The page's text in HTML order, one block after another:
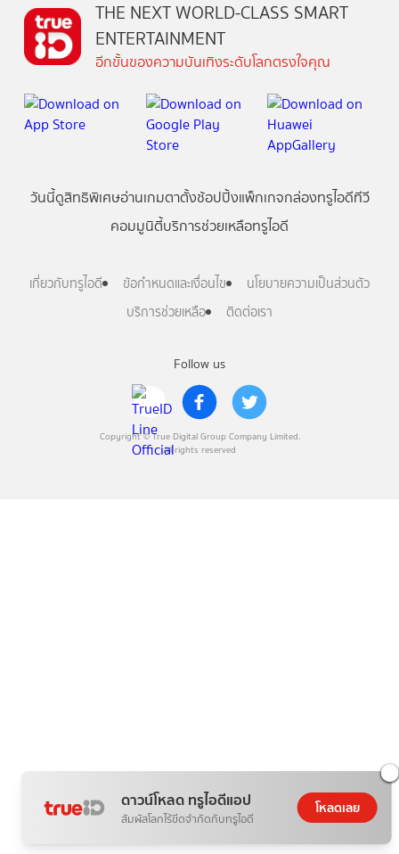
ดาวน์โหลด ทรูไอดีแอป
สัมผัสโลกไร้ขีดจำกัดกับทรูไอดี
โหลดเลย
Follow us
Copyright © True Digital Group Company Limited.
All rights reserved
THE NEXT WORLD-CLASS SMART
ENTERTAINMENT
อีกขั้นของความบันเทิงระดับโลกตรงใจคุณ
วันนี้ดูสิทธิพิเศษอ่านเกมตาตั้งช้อปปิ้งแพ็กเกจกล่องทรูไอดีทีวี
คอมมูนิตี้บริการช่วยเหลือทรูไอดี
เกี่ยวกับทรูไอดี ข้อกำหนดและเงื่อนไข
นโยบายความเป็นส่วนตัว
บริการช่วยเหลือ
ติดต่อเรา